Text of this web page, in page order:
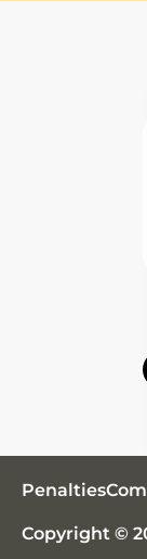
Penalties
Copyright ©